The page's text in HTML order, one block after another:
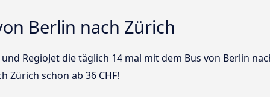
Berlin nach Zürich
RegioJet die täglich 14 mal mit dem Bus von Berlin
Zürich schon ab 36 CHF!